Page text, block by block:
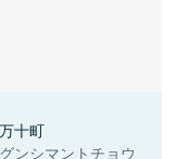
十町
ンシマントチョウ